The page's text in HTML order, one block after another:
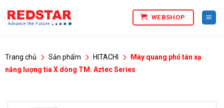
qua
WEBSHOP
Trang chủ Sản phẩm HITACHI
Máy quang phổ tán xạ
năng lượng tia X dòng TM: Aztec Series